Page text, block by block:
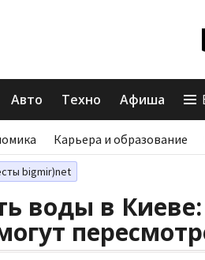
Авто Техно Афиша
Карьера и образование
bigmir)net
воды в